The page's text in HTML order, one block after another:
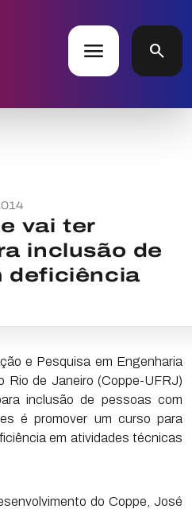
menu search
vai ter
inclusão de
deficiência
e Pesquisa em Engenharia
Rio de Janeiro (Coppe-UFRJ)
inclusão de pessoas com
é promover um curso para
em atividades técnicas
do Coppe, José